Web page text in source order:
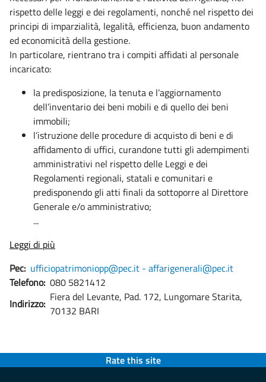
rispetto delle leggi e dei regolamenti, nonché nel rispetto dei
principi di imparzialità, legalità, efficienza, buon andamento
ed economicità della gestione.
In particolare, rientrano tra i compiti affidati al personale
incaricato:
la predisposizione, la tenuta e l’aggiornamento
dell’inventario dei beni mobili e di quello dei beni
immobili;
l’istruzione delle procedure di acquisto di beni e di
affidamento di uffici, curandone tutti gli adempimenti
amministrativi nel rispetto delle Leggi e dei
Regolamenti regionali, statali e comunitari e
predisponendo gli atti finali da sottoporre al Direttore
Generale e/o amministrativo;
...
Leggi di più
Pec: ufficiopatrimoniopp@pec.it - affarigenerali@pec.it
Telefono: 080 5821412
Indirizzo: Fiera del Levante, Pad. 172, Lungomare Starita,
70132 BARI
Rate this site